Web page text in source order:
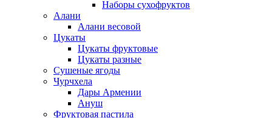
Наборы сухофруктов
Алани
Алани весовой
Цукаты
Цукаты фруктовые
Цукаты разные
Сушеные ягоды
Чурчхела
Дары Армении
Ануш
Фруктовая пастила